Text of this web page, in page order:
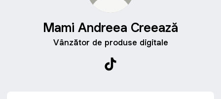
Mami Andreea Creează
Vânzător de produse digitale